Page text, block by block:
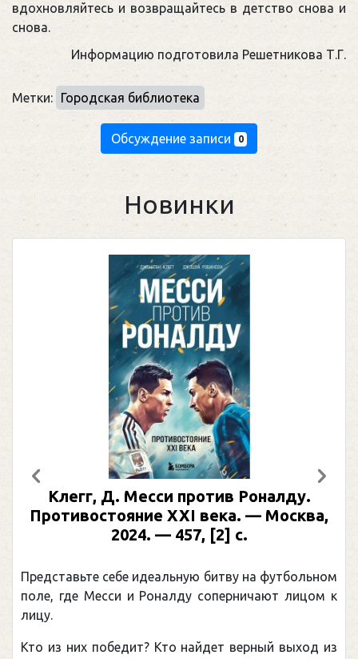
вдохновляйтесь и возвращайтесь в детство снова и
снова.
Информацию подготовила Решетникова Т.Г.
Метки: Городская библиотека
Обсуждение записи 0
Новинки
Д. Месси против Роналду.
XXI века. — Москва,
2024. — 457, [2] с.
себе идеальную битву на футбольном
и Роналду соперничают лицом к
Кто найдет верный выход из
Рабинер,
обсуждаемая
Предыдущий